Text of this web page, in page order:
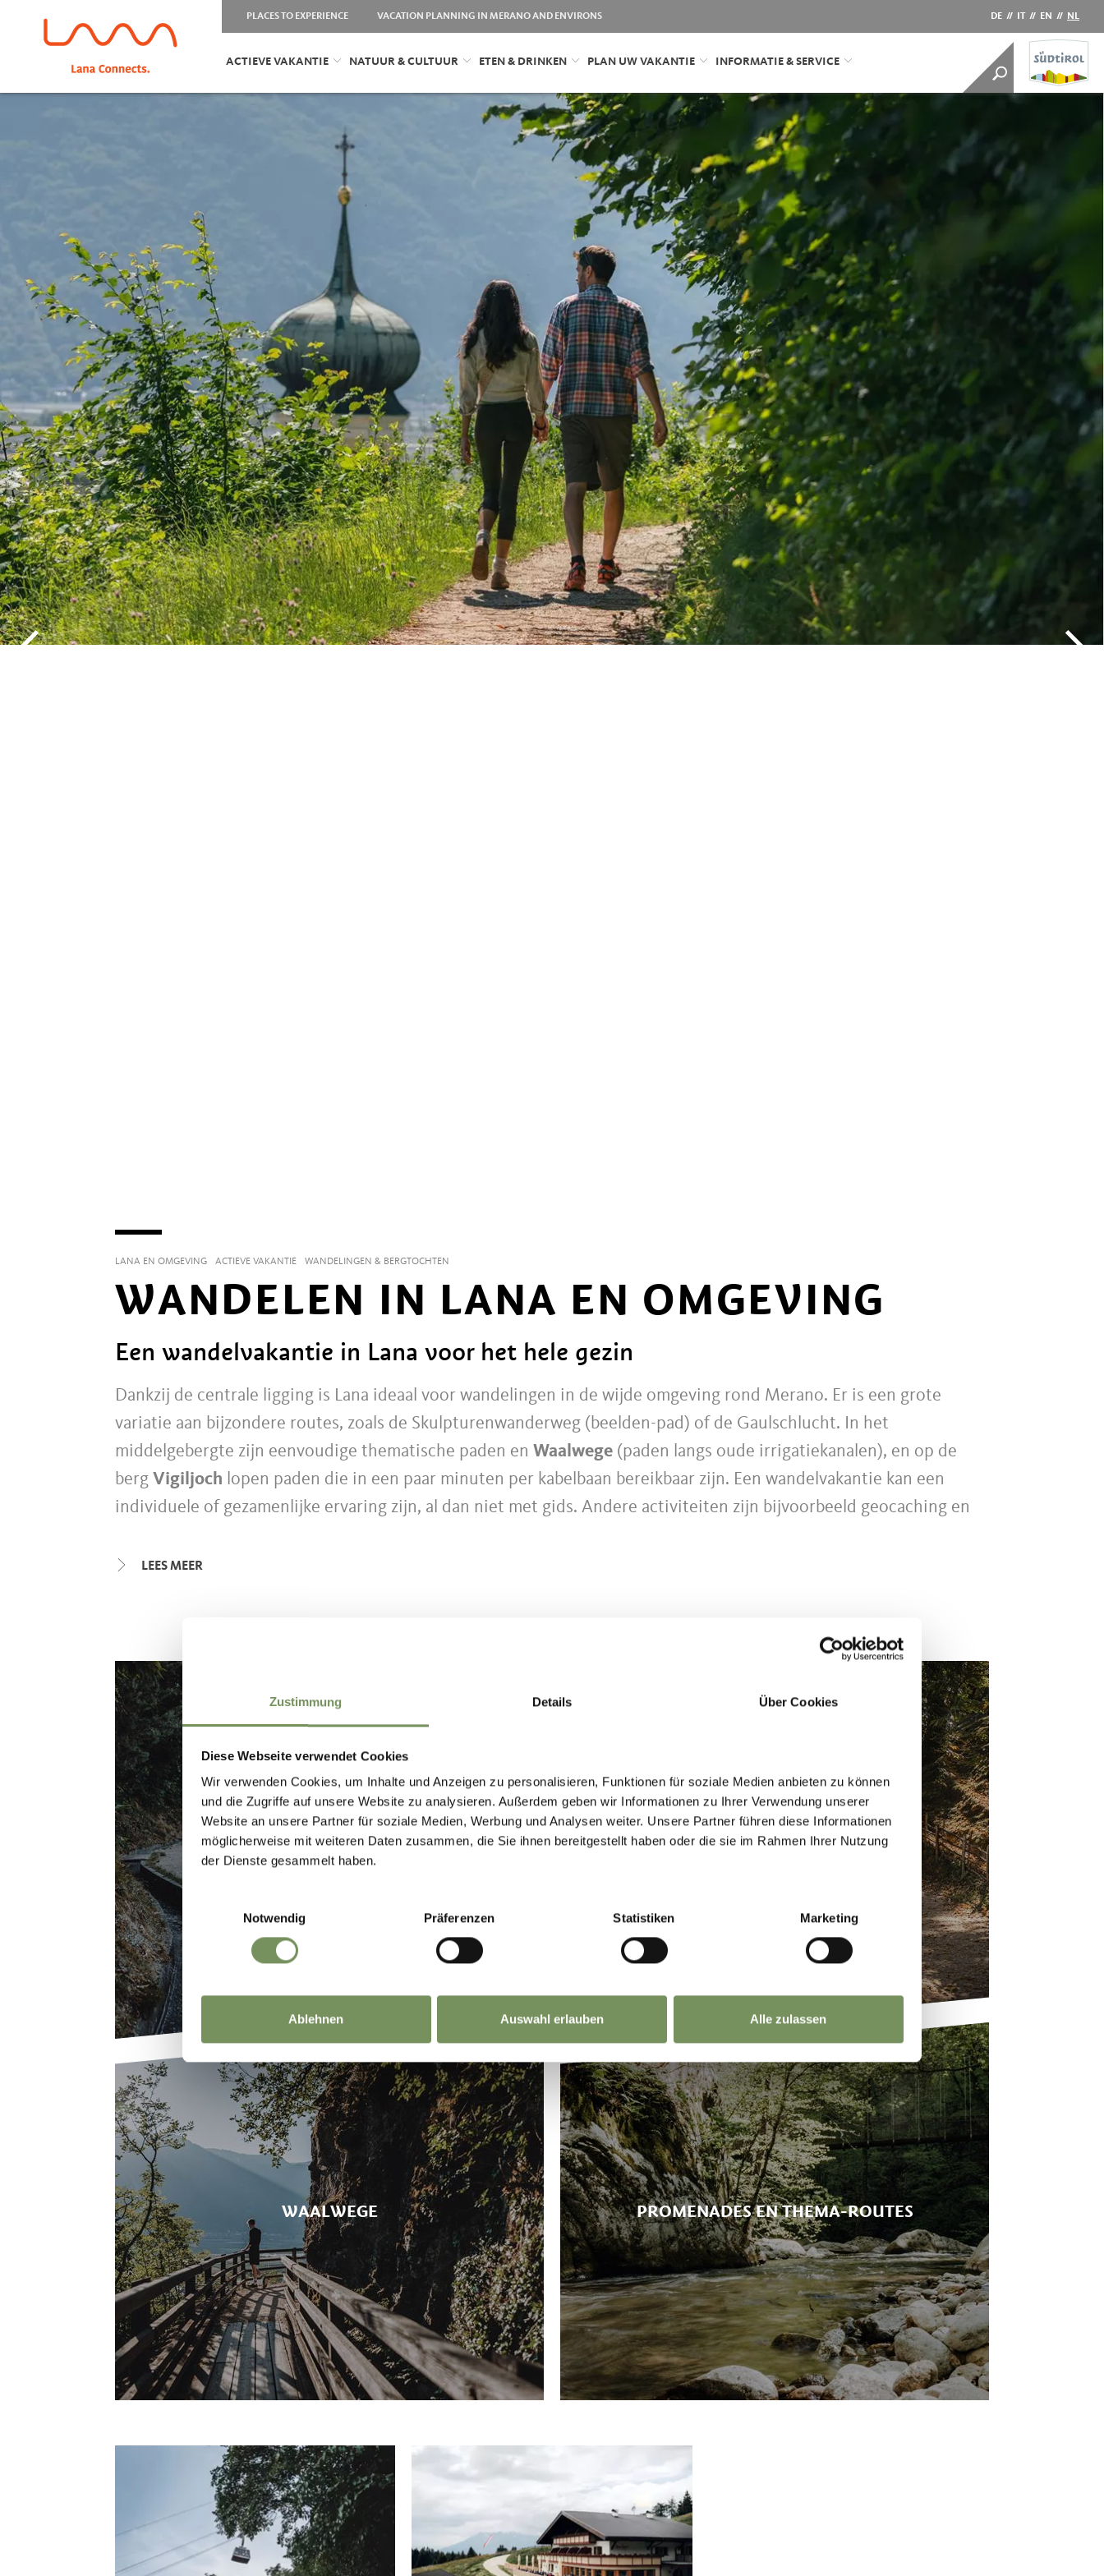
Zustimmung Details Über Cookies
Diese Webseite verwendet Cookies
Wir verwenden Cookies, um Inhalte und Anzeigen zu personalisieren, Funktionen für soziale Medien anbieten zu können
und die Zugriffe auf unsere Website zu analysieren. Außerdem geben wir Informationen zu Ihrer Verwendung unserer
Website an unsere Partner für soziale Medien, Werbung und Analysen weiter. Unsere Partner führen diese Informationen
möglicherweise mit weiteren Daten zusammen, die Sie ihnen bereitgestellt haben oder die sie im Rahmen Ihrer Nutzung
der Dienste gesammelt haben.
Notwendig
Präferenzen Statistiken Marketing
Ablehnen Auswahl erlauben Alle zulassen
PLACES TO EXPERIENCE VACATION PLANNING IN MERANO AND ENVIRONS DE // IT // EN // NL
ACTIEVE VAKANTIE NATUUR & CULTUUR ETEN & DRINKEN PLAN UW VAKANTIE INFORMATIE & SERVICE
LANA EN OMGEVING ACTIEVE VAKANTIE WANDELINGEN & BERGTOCHTEN
WANDELEN IN LANA EN OMGEVING
Een wandelvakantie in Lana voor het hele gezin
Dankzij de centrale ligging is Lana ideaal voor wandelingen in de wijde omgeving rond Merano. Er is een grote
variatie aan bijzondere routes, zoals de Skulpturenwanderweg (beelden-pad) of de Gaulschlucht. In het
middelgebergte zijn eenvoudige thematische paden en Waalwege (paden langs oude irrigatiekanalen), en op de
berg Vigiljoch lopen paden die in een paar minuten per kabelbaan bereikbaar zijn. Een wandelvakantie kan een
individuele of gezamenlijke ervaring zijn, al dan niet met gids. Andere activiteiten zijn bijvoorbeeld geocaching en
dal, boven de dorpen Postal/Burgstall en Gargazzone/Gargazon, ligt zich een wandelgebied op de hoogvlakte van de
Tschögglberg
Alle wandeldoelen zijn snel bereikbaar per auto, openbaar vervoer of kabelbaan.
Lana, Tscherms/Cermes, Burgstall/Postal en Gargazon/Gargazzone liggen op een berghelling, maar strekken zich uit
in het vlakke Etschtal/Val d'Adige. Er zijn hier talrijke wandelpaden en routes voor fietsers. Bovendien komen in Lana
schilderachtige dalen uit, zoals het Ultental/Val d'Ultimo. Ontdek de afwisseling van de glooiende panoramawegen,
avontuurlijke bergroutes en steile bergpaden.
Een bijzondere belevenis in de bergen is de Meraner Höhenweg in het natuurpark Texelgruppe/Gruppa di Tesso. De
route biedt onvergetelijke indrukken, een prachtig berglandschap, maar ook gezellige berghutten met heerlijke
gerechten.
In het dal lopen talrijke paden door het bos en de velden voor ontspannen wandelingen. De vele natuur- en
cultuurwandelpaden hier zijn een wandeling waard, evenals de schilderachtige promenades langs de historische
waterlopen, de zogenaamde waalwegen.
Honden mogen mee op alle wandelroutes, maar moeten in de bergen wel aan de lijn.
LEES MEER
WANDELGEBIED
WAALWEGE
WANDELPADEN
PROMENADES EN THEMA-ROUTES